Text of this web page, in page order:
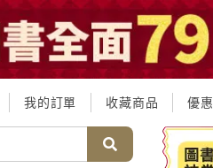
我的訂單 收藏商品 優